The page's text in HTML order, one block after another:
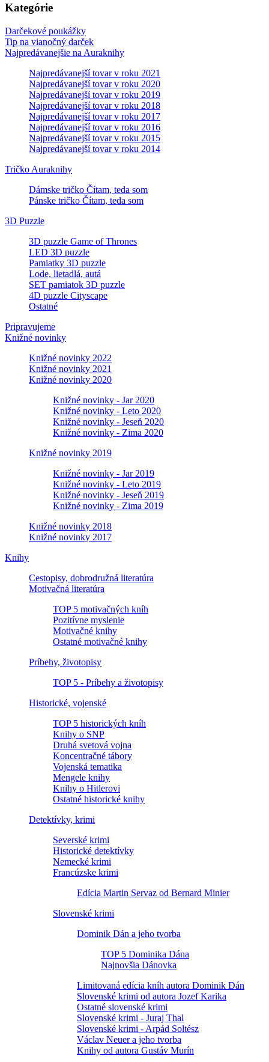
Kategórie
Darčekové poukážky
Tip na vianočný darček
Najpredávanejšie na Auraknihy
Najpredávanejší tovar v roku 2021
Najpredávanejší tovar v roku 2020
Najpredávanejší tovar v roku 2019
Najpredávanejší tovar v roku 2018
Najpredávanejší tovar v roku 2017
Najpredávanejší tovar v roku 2016
Najpredávanejší tovar v roku 2015
Najpredávanejší tovar v roku 2014
Tričko Auraknihy
Dámske tričko Čítam, teda som
Pánske tričko Čítam, teda som
3D Puzzle
3D puzzle Game of Thrones
LED 3D puzzle
Pamiatky 3D puzzle
Lode, lietadlá, autá
SET pamiatok 3D puzzle
4D puzzle Cityscape
Ostatné
Pripravujeme
Knižné novinky
Knižné novinky 2022
Knižné novinky 2021
Knižné novinky 2020
Knižné novinky - Jar 2020
Knižné novinky - Leto 2020
Knižné novinky - Jeseň 2020
Knižné novinky - Zima 2020
Knižné novinky 2019
Knižné novinky - Jar 2019
Knižné novinky - Leto 2019
Knižné novinky - Jeseň 2019
Knižné novinky - Zima 2019
Knižné novinky 2018
Knižné novinky 2017
Knihy
Cestopisy, dobrodružná literatúra
Motivačná literatúra
TOP 5 motivačných kníh
Pozitívne myslenie
Motivačné knihy
Ostatné motivačné knihy
Príbehy, životopisy
TOP 5 - Príbehy a životopisy
Historické, vojenské
TOP 5 historických kníh
Knihy o SNP
Druhá svetová vojna
Koncentračné tábory
Vojenská tematika
Mengele knihy
Knihy o Hitlerovi
Ostatné historické knihy
Detektívky, krimi
Severské krimi
Historické detektívky
Nemecké krimi
Francúzske krimi
Edícia Martin Servaz od Bernard Minier
Slovenské krimi
Dominik Dán a jeho tvorba
TOP 5 Dominika Dána
Najnovšia Dánovka
Limitovaná edícia kníh autora Dominik Dán
Slovenské krimi od autora Jozef Karika
Ostatné slovenské krimi
Slovenské krimi - Juraj Thal
Slovenské krimi - Arpád Soltész
Václav Neuer a jeho tvorba
Knihy od autora Gustáv Murín